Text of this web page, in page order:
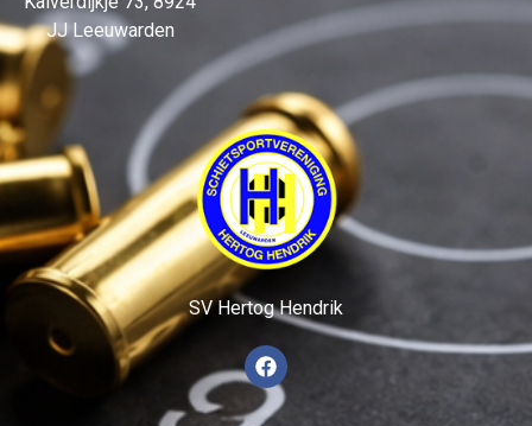
JJ Leeuwarden
SV Hertog Hendrik